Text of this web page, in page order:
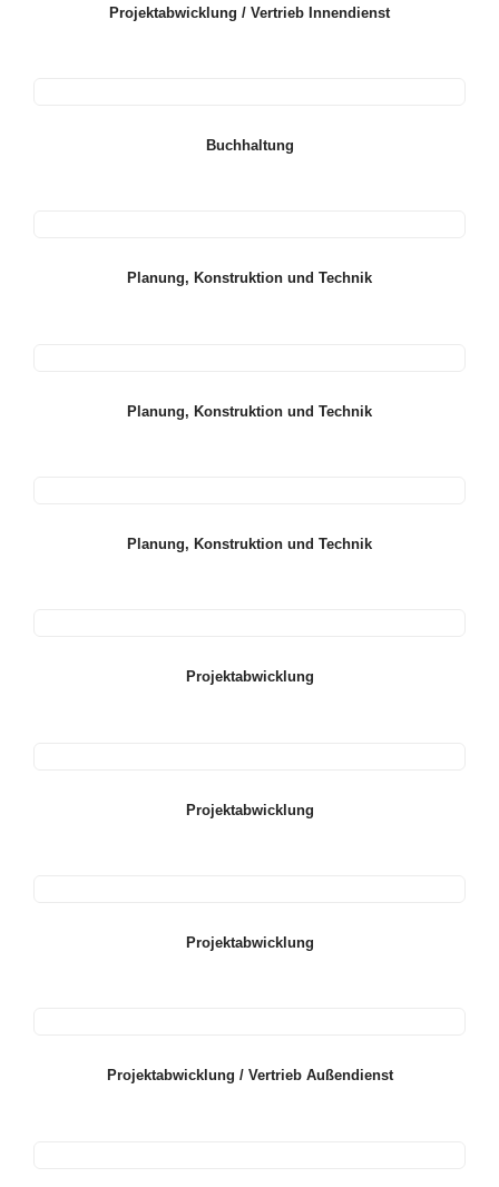
Projektabwicklung / Vertrieb Innendienst
Buchhaltung
Planung, Konstruktion und Technik
Planung, Konstruktion und Technik
Planung, Konstruktion und Technik
Projektabwicklung
Projektabwicklung
Projektabwicklung
Projektabwicklung / Vertrieb Außendienst